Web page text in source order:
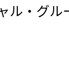
ル・グ